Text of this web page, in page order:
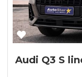
Audi Q3 S